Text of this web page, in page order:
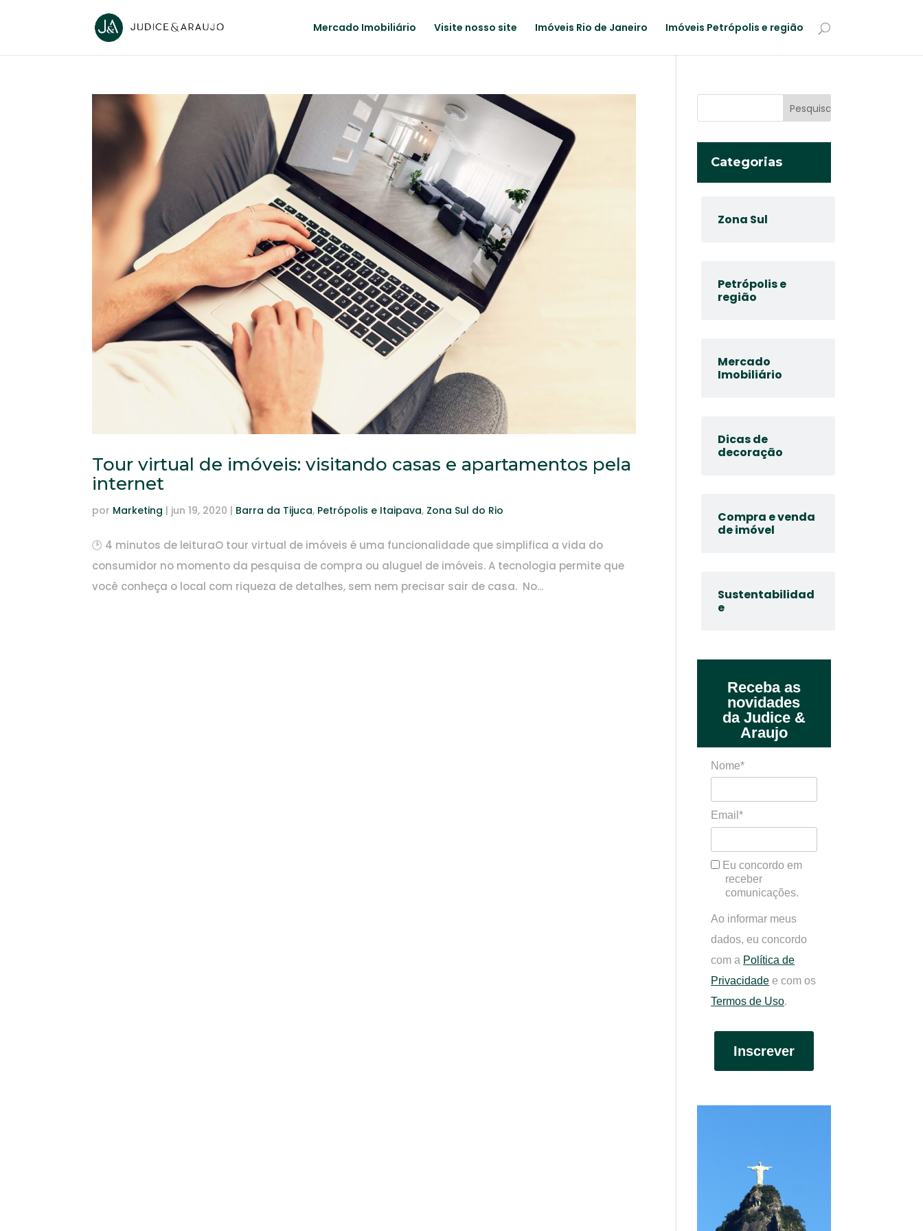
Mercado Imobiliário Visite nosso site Imóveis Rio de Janeiro Imóveis Petrópolis e região
Tour virtual de imóveis: visitando casas e apartamentos pela
internet
por Marketing | jun 19, 2020 | Barra da Tijuca, Petrópolis e Itaipava, Zona Sul do Rio
🕑 4 minutos de leituraO tour virtual de imóveis é uma funcionalidade que simplifica a vida do
consumidor no momento da pesquisa de compra ou aluguel de imóveis. A tecnologia permite que
você conheça o local com riqueza de detalhes, sem nem precisar sair de casa. No...
Categorias
Zona Sul
Petrópolis e
região
Mercado
Imobiliário
Dicas de
decoração
Compra e venda
de imóvel
Sustentabilidad
e
Receba as
novidades
da Judice &
Araujo
Nome*
Email*
Eu concordo em
receber
comunicações.
Ao informar meus
dados, eu concordo
com a Política de
Privacidade e com os
Termos de Uso.
Inscrever